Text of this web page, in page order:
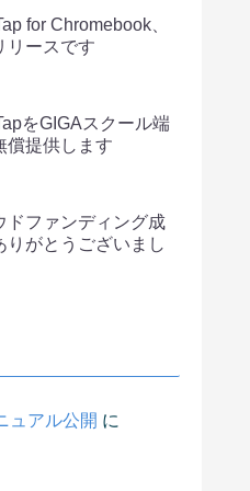
for Chromebook、
リースです
をGIGAスクール端
償提供します
ドファンディング成
りがとうございまし
ュアル公開 に